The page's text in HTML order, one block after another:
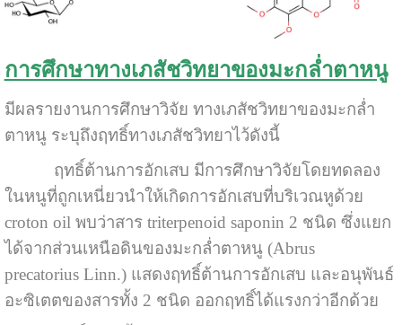
การศึกษาทางเภสัชวิทยาของมะกล่ำตาหนู
มีผลรายงานการศึกษาวิจัย ทางเภสัชวิทยาของมะกล่ำ
ตาหนู ระบุถึงฤทธิ์ทางเภสัชวิทยาไว้ดังนี้
ฤทธิ์ต้านการอักเสบ มีการศึกษาวิจัยโดยทดลอง
ในหนูที่ถูกเหนี่ยวนำให้เกิดการอักเสบที่บริเวณหูด้วย
croton oil พบว่าสาร triterpenoid saponin 2 ชนิด ซึ่งแยก
ได้จากส่วนเหนือดินของมะกล่ำตาหนู (Abrus
precatorius Linn.) แสดงฤทธิ์ต้านการอักเสบ และอนุพันธ์
อะซิเตตของสารทั้ง 2 ชนิด ออกฤทธิ์ได้แรงกว่าอีกด้วย